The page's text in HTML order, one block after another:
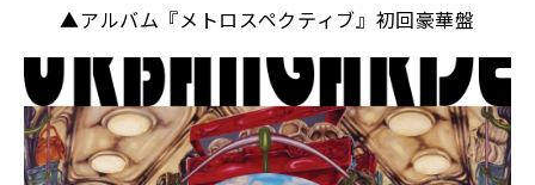
▲アルバム『メトロスペクティブ』初回豪華盤